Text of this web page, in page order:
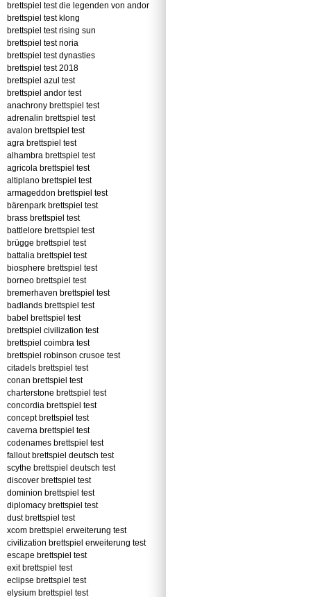
brettspiel test die legenden von andor
brettspiel test klong
brettspiel test rising sun
brettspiel test noria
brettspiel test dynasties
brettspiel test 2018
brettspiel azul test
brettspiel andor test
anachrony brettspiel test
adrenalin brettspiel test
avalon brettspiel test
agra brettspiel test
alhambra brettspiel test
agricola brettspiel test
altiplano brettspiel test
armageddon brettspiel test
bärenpark brettspiel test
brass brettspiel test
battlelore brettspiel test
brügge brettspiel test
battalia brettspiel test
biosphere brettspiel test
borneo brettspiel test
bremerhaven brettspiel test
badlands brettspiel test
babel brettspiel test
brettspiel civilization test
brettspiel coimbra test
brettspiel robinson crusoe test
citadels brettspiel test
conan brettspiel test
charterstone brettspiel test
concordia brettspiel test
concept brettspiel test
caverna brettspiel test
codenames brettspiel test
fallout brettspiel deutsch test
scythe brettspiel deutsch test
discover brettspiel test
dominion brettspiel test
diplomacy brettspiel test
dust brettspiel test
xcom brettspiel erweiterung test
civilization brettspiel erweiterung test
escape brettspiel test
exit brettspiel test
eclipse brettspiel test
elysium brettspiel test